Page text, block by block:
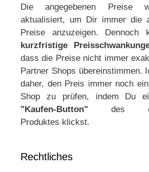
Die angegebenen Preise
aktualisiert, um Dir immer die
Preise anzuzeigen. Dennoch
kurzfristige
dass die Preise nicht immer
Partner Shops übereinstimmen.
daher, den Preis immer noch
Shop zu prüfen, indem Du
"Kaufen-Button" des
Produktes klickst.
Rechtliches